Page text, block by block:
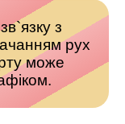
з
рух
може